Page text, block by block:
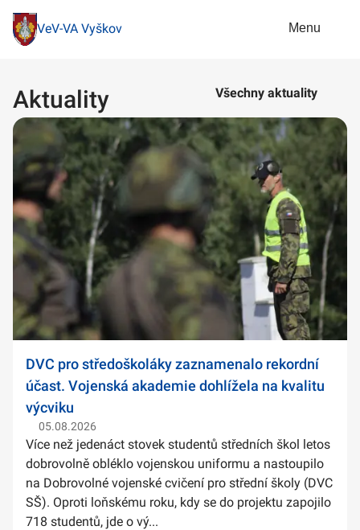
VeV-VA Vyškov Menu
Aktuality Všechny aktuality
DVC pro středoškoláky zaznamenalo rekordní
účast. Vojenská akademie dohlížela na kvalitu
výcviku
05.08.2026
Více než jedenáct stovek studentů středních škol letos
dobrovolně obléklo vojenskou uniformu a nastoupilo
na Dobrovolné vojenské cvičení pro střední školy (DVC
SŠ). Oproti loňskému roku, kdy se do projektu zapojilo
718 studentů, jde o vý...